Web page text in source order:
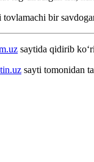
bir
saytida qidirib
sayti tomonidan